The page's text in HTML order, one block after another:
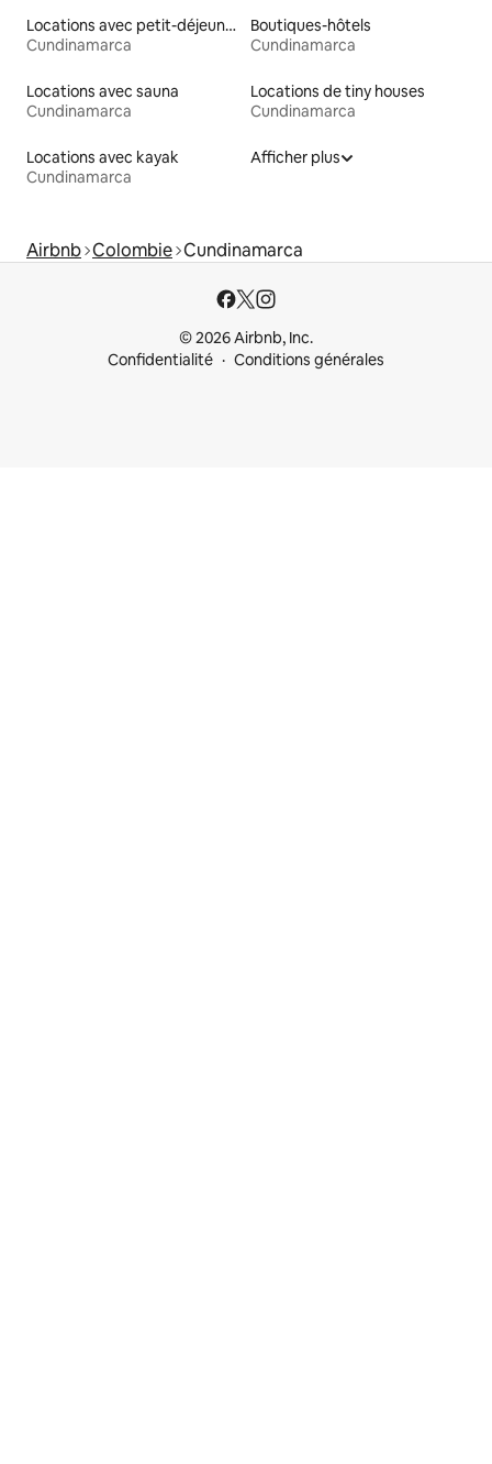
Locations avec petit-déjeuner
Cundinamarca
Boutiques-hôtels
Cundinamarca
Locations avec sauna
Cundinamarca
Locations de tiny houses
Cundinamarca
Locations avec kayak
Cundinamarca
Afficher plus
Airbnb Colombie Cundinamarca
© 2026 Airbnb, Inc.
Confidentialité
Conditions générales